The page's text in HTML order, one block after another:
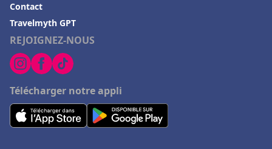
REJOIGNEZ-NOUS
Télécharger notre appli
Contact
Travelmyth GPT